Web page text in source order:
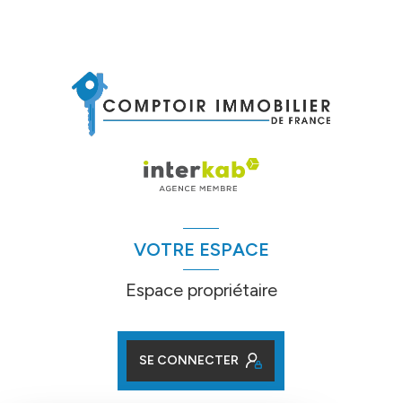
VOTRE ESPACE
Espace propriétaire
SE CONNECTER